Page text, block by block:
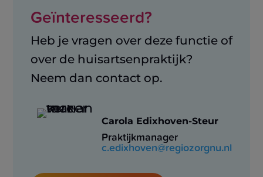
Geïnteresseerd?
Heb je vragen over deze functie of
over de huisartsenpraktijk?
Neem dan contact op.
Carola Edixhoven-Steur
Praktijkmanager
c.edixhoven@regiozorgnu.nl